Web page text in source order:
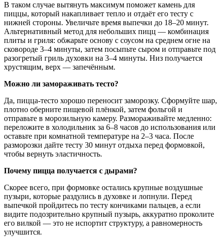
В таком случае вытянуть максимум поможет камень для
пиццы, который накапливает тепло и отдаёт его тесту с
нижней стороны. Увеличьте время выпечки до 18–20 минут.
Альтернативный метод для небольших пицц — комбинация
плиты и гриля: обжарьте основу с соусом на среднем огне на
сковороде 3–4 минуты, затем посыпьте сыром и отправьте под
разогретый гриль духовки на 3–4 минуты. Низ получается
хрустящим, верх — запечённым.
Можно ли замораживать тесто?
Да, пицца-тесто хорошо переносит заморозку. Сформуйте шар,
плотно оберните пищевой плёнкой, затем фольгой и
отправьте в морозильную камеру. Размораживайте медленно:
переложите в холодильник за 6–8 часов до использования или
оставьте при комнатной температуре на 2–3 часа. После
разморозки дайте тесту 30 минут отдыха перед формовкой,
чтобы вернуть эластичность.
Почему пицца получается с дырами?
Скорее всего, при формовке остались крупные воздушные
пузыри, которые раздулись в духовке и лопнули. Перед
выпечкой пройдитесь по тесту кончиками пальцев, а если
видите подозрительно крупный пузырь, аккуратно проколите
его вилкой — это не испортит структуру, а равномерность
улучшится.